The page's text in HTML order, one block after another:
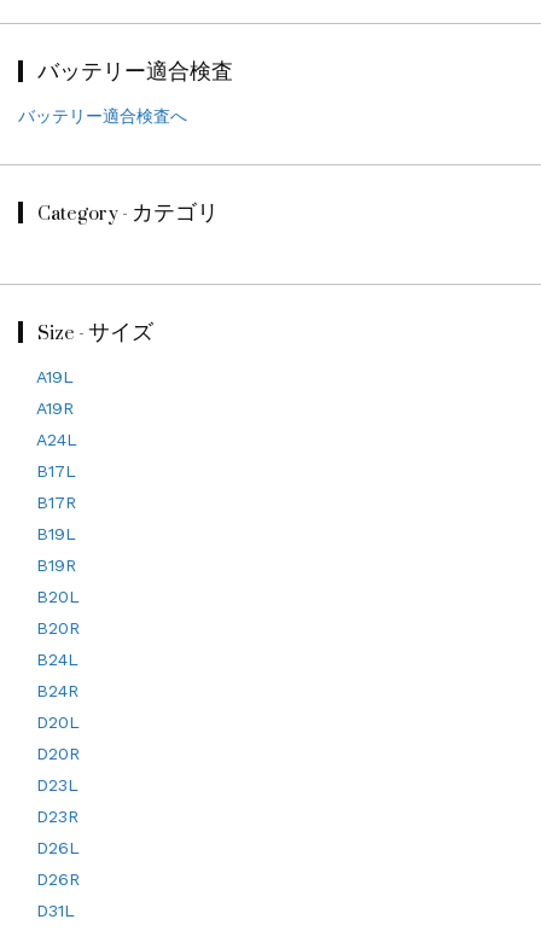
バッテリー適合検査
バッテリー適合検査へ
Category - カテゴリ
Size - サイズ
A19L
A19R
A24L
B17L
B17R
B19L
B19R
B20L
B20R
B24L
B24R
D20L
D20R
D23L
D23R
D26L
D26R
D31L